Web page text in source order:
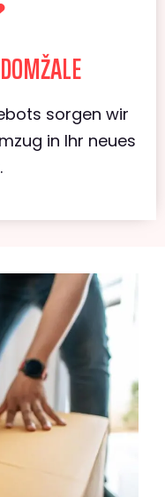
sorgen wir
in Ihr neues